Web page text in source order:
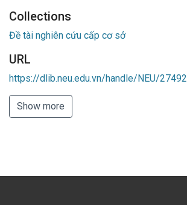
Collections
Đề tài nghiên cứu cấp cơ sở
URL
https://dlib.neu.edu.vn/handle/NEU/27492
Show more